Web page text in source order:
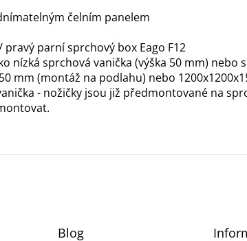
čelním panelem
parní sprchový box Eago F12
nízká sprchová vanička (výška 50 mm)
mm (montáž na podlahu) nebo
- nožičky jsou již předmontované na
Blog